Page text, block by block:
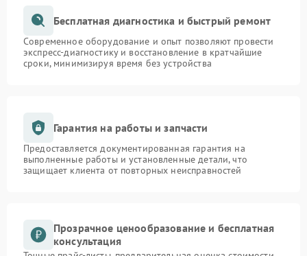
Бесплатная диагностика и быстрый ремонт
Современное оборудование и опыт позволяют провести
экспресс-диагностику и восстановление в кратчайшие
сроки, минимизируя время без устройства
Гарантия на работы и запчасти
Предоставляется документированная гарантия на
выполненные работы и установленные детали, что
защищает клиента от повторных неисправностей
Прозрачное ценообразование и бесплатная
консультация